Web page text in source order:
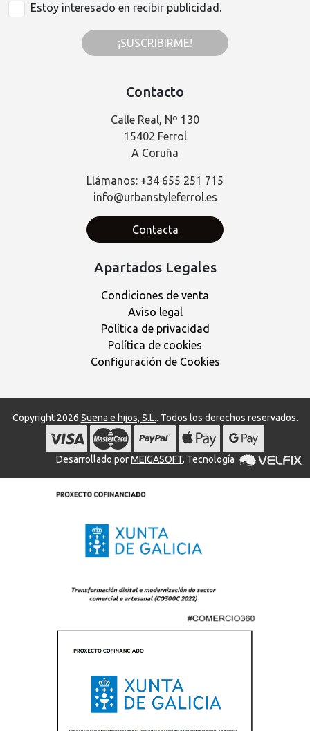
Estoy interesado en recibir publicidad.
¡SUSCRIBIRME!
Contacto
Calle Real, Nº 130
15402 Ferrol
A Coruña
Llámanos: +34 655 251 715
info@urbanstyleferrol.es
Contacta
Apartados Legales
Condiciones de venta
Aviso legal
Política de privacidad
Política de cookies
Configuración de Cookies
Copyright 2026 Suena e hijos, S.L.. Todos los derechos reservados.
Desarrollado porMEIGASOFT. Tecnología